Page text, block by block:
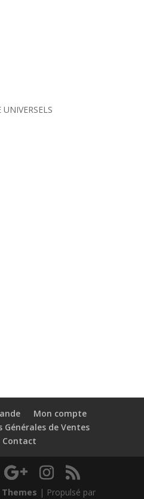
UNIVERSELS
Mon compte
Générales de Ventes
Contact
| Propulsé par